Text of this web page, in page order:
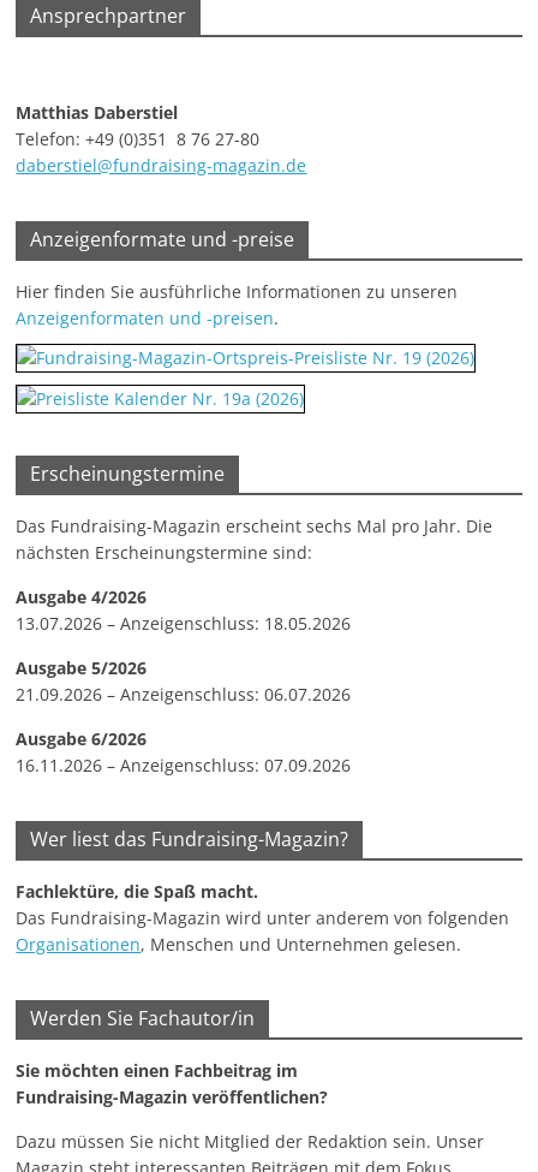
e
n
V
r
e
i
n
e
|
t
i
f
t
n
e
Ansprechpartner
Matthias Daberstiel
Telefon: +49 (0)351 8 76 27-80
daberstiel@fundraising-magazin.de
Anzeigenformate und -preise
Hier finden Sie ausführliche Informationen zu unseren
Anzeigenformaten und -preisen.
Erscheinungstermine
Das Fundraising-Magazin erscheint sechs Mal pro Jahr. Die
nächsten Erscheinungstermine sind:
Ausgabe 4/2026
13.07.2026 – Anzeigenschluss: 18.05.2026
Ausgabe 5/2026
21.09.2026 – Anzeigenschluss: 06.07.2026
Ausgabe 6/2026
16.11.2026 – Anzeigenschluss: 07.09.2026
Wer liest das Fundraising-Magazin?
Fachlektüre, die Spaß macht.
Das Fundraising-Magazin wird unter anderem von folgenden
Organisationen, Menschen und Unternehmen gelesen.
Werden Sie Fachautor/in
Sie möchten einen Fachbeitrag im
Fundraising-Magazin veröffentlichen?
Dazu müssen Sie nicht Mitglied der Redaktion sein. Unser
Magazin steht interessanten Beiträgen mit dem Fokus